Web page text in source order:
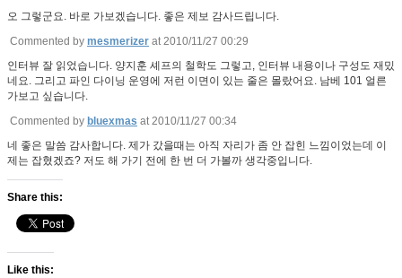
오 그렇군요. 바로 가보겠습니다. 좋은 제보 감사드립니다.
Commented by mesmerizer at 2010/11/27 00:29
인터뷰 잘 읽었습니다. 양지훈 셰프의 철학도 그렇고, 인터뷰 내용이나 구성도 재밌
네요. 그리고 파인 다이닝 운영에 저런 이면이 있는 줄은 몰랐어요. 남베 101 얼른
가보고 싶습니다.
Commented by bluexmas at 2010/11/27 00:34
네 좋은 말씀 감사합니다. 제가 갔을때는 아직 자리가 좀 안 잡힌 느낌이었는데 이
제는 잡혔겠죠? 저도 해 가기 전에 한 번 더 가볼까 생각중입니다.
Share this:
Like this: